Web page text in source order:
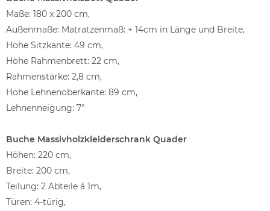
Maße: 180 x 200 cm,
Außenmaße: Matratzenmaß: + 14cm in Länge und Breite,
Höhe Sitzkante: 49 cm,
Höhe Rahmenbrett: 22 cm,
Rahmenstärke: 2,8 cm,
Höhe Lehnenoberkante: 89 cm,
Lehnenneigung: 7°
Buche Massivholzkleiderschrank Quader
Höhen: 220 cm,
Breite: 200 cm,
Teilung: 2 Abteile á 1m,
Türen: 4-türig,